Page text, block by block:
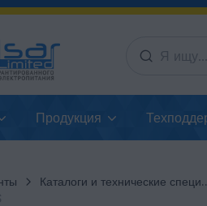
Продукция
Каталоги и технические спецификации